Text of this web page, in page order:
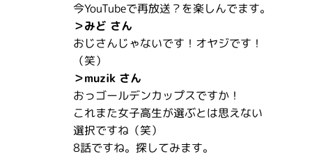
今YouTubeで再放送？を楽しんでます。
＞みど さん
おじさんじゃないです！オヤジです！
（笑）
＞muzik さん
おっゴールデンカップスですか！
これまた女子高生が選ぶとは思えない
選択ですね（笑）
8話ですね。探してみます。